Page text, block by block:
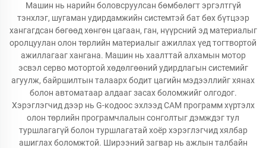
Машин нь нарийн боловсруулсан бөмбөлөгт эргэлтгүй
тэнхлэг, шугаман удирдамжийн системтэй бат бөх бүтцээр
хангагдсан бөгөөд хөнгөн цагаан, ган, нүүрсний эд материалыг
оролцуулан олон төрлийн материалыг ажиллах үед тогтвортой
ажиллагааг хангана. Машин нь хаалттай алхамын мотор
эсвэл серво мотортой хөдөлгөөний удирдлагын системийг
агуулж, байршилтын талаарх бодит цагийн мэдээллийг хянах
болон автоматаар алдааг засах боломжийг олгодог.
Хэрэглэгчид дээр нь G-кодоос эхлээд CAM программ хүртэлх
олон төрлийн програмчлалын сонголтыг дэмждэг тул
туршлагагүй болон туршлагатай хоёр хэрэглэгчид хялбар
ашиглах боломжтой. Ширээний загвар нь ажлын талбайн